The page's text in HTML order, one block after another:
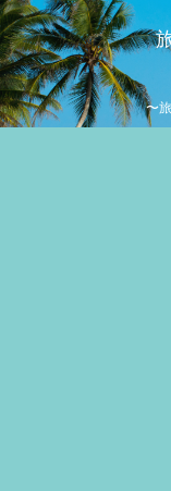
〜